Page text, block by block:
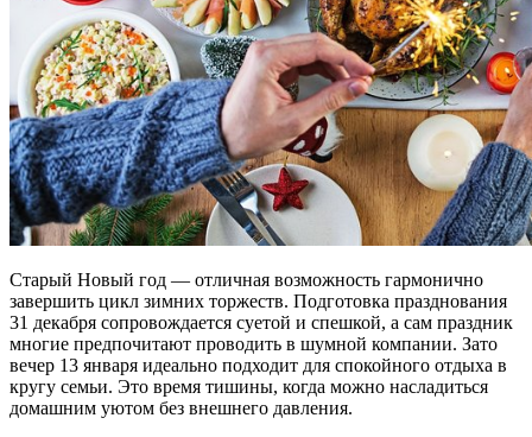
Старый Новый год — отличная возможность гармонично
завершить цикл зимних торжеств. Подготовка празднования
31 декабря сопровождается суетой и спешкой, а сам праздник
многие предпочитают проводить в шумной компании. Зато
вечер 13 января идеально подходит для спокойного отдыха в
кругу семьи. Это время тишины, когда можно насладиться
домашним уютом без внешнего давления.